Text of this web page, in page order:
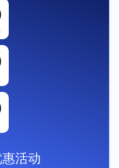
活动